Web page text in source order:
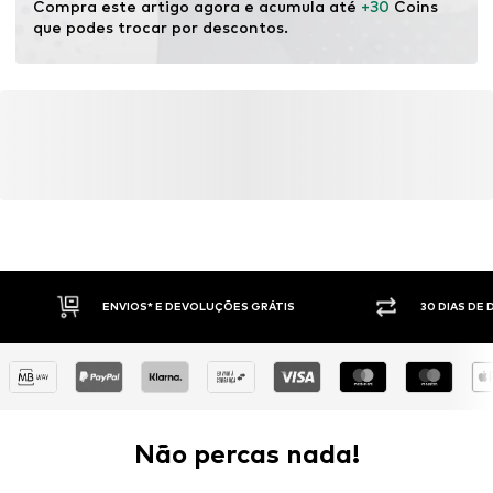
Compra este artigo agora e acumula até +30 Coins
que podes trocar por descontos.
ENVIOS* E DEVOLUÇÕES GRÁTIS 30 DIAS DE
Não percas nada!